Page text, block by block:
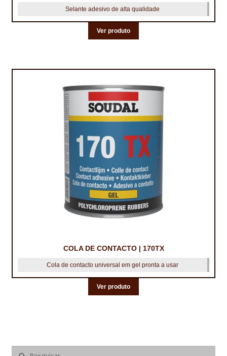
Selante adesivo de alta qualidade
Ver produto
COLA DE CONTACTO | 170TX
Cola de contacto universal em gel pronta a usar
Ver produto
Pesquisar